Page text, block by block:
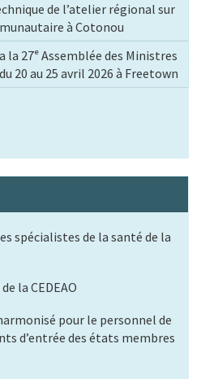
de l’atelier régional sur
à Cotonou
la 27ᵉ Assemblée des Ministres
20 au 25 avril 2026 à Freetown
spécialistes de la santé de la
la CEDEAO
pour le personnel de
d’entrée des états membres